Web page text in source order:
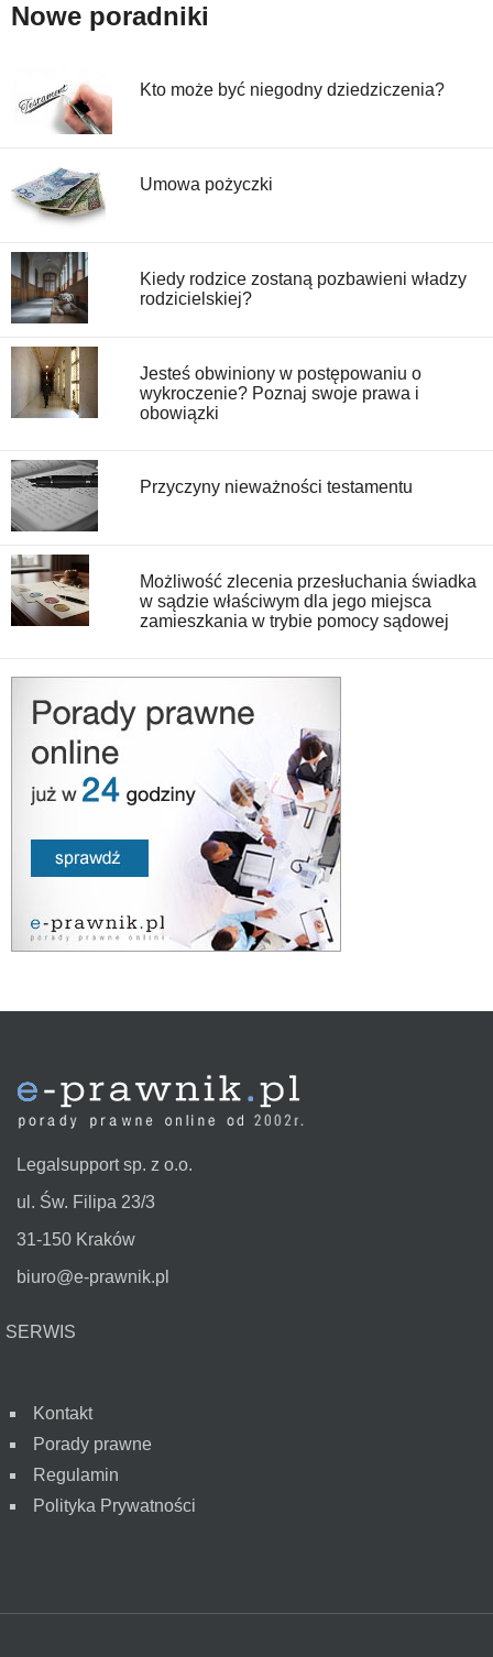
Nowe poradniki
Kto może być niegodny dziedziczenia?
Umowa pożyczki
Kiedy rodzice zostaną pozbawieni władzy
rodzicielskiej?
Jesteś obwiniony w postępowaniu o
wykroczenie? Poznaj swoje prawa i
obowiązki
Przyczyny nieważności testamentu
Możliwość zlecenia przesłuchania świadka
w sądzie właściwym dla jego miejsca
zamieszkania w trybie pomocy sądowej
Legalsupport sp. z o.o.
ul. Św. Filipa 23/3
31-150 Kraków
biuro@e-prawnik.pl
SERWIS
Kontakt
Porady prawne
Regulamin
Polityka Prywatności